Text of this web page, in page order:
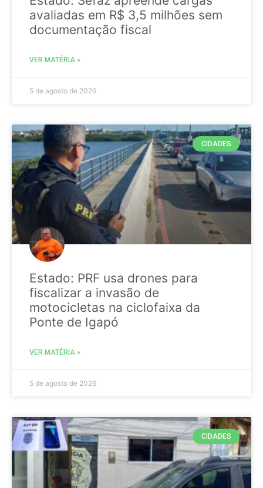
avaliadas em R$ 3,5 milhões sem
documentação fiscal
VER MATÉRIA »
5 de agosto de 2026
CIDADES
Estado: PRF usa drones para
fiscalizar a invasão de
motocicletas na ciclofaixa da
Ponte de Igapó
VER MATÉRIA »
5 de agosto de 2026
CIDADES